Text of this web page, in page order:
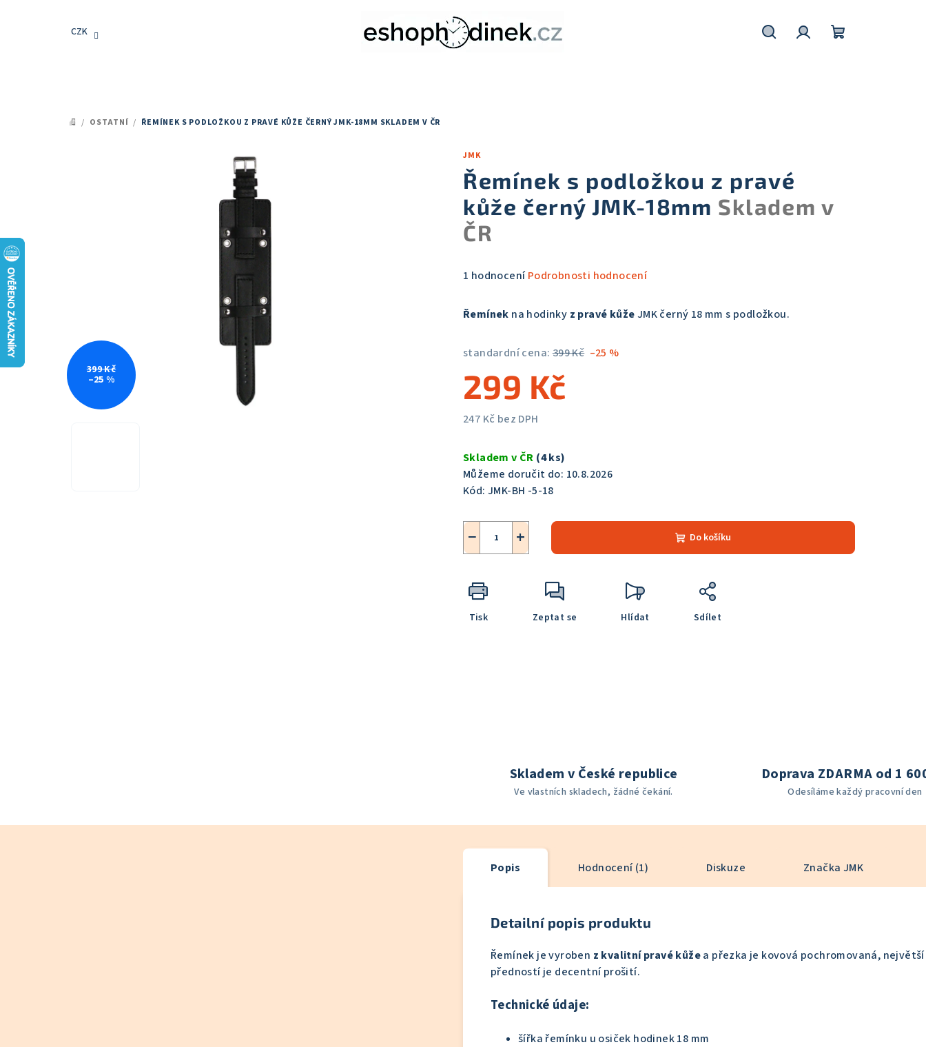
CZK
DOMŮ
/ OSTATNÍ / ŘEMÍNEK S PODLOŽKOU Z PRAVÉ KŮŽE ČERNÝ JMK-18MM SKLADEM V ČR
JMK
Řemínek s podložkou z pravé
kůže černý JMK-18mm Skladem v
ČR
Průměrné
produktu
z
5
hvězdiček.
1 hodnocení Podrobnosti hodnocení
Řemínek na hodinky z pravé kůžeJMK černý 18 mm s podložkou.
standardní cena: 399 Kč –25 %
299 Kč
247 Kč bez DPH
cena:
Skladem v ČR (4 ks)
Můžeme doručit do: 10.8.2026
Kód: JMK-BH -5-18
+
− Do košíku
Tisk Zeptat se Hlídat Sdílet
399 Kč
–25 %
Skladem v České republice
Ve vlastních skladech, žádné čekání.
Doprava ZDARMA od 1
Odesíláme každý pracovní den
Popis Hodnocení (1) Diskuze Značka JMK
Detailní popis produktu
Řemínek je vyroben z kvalitní pravé kůžea přezka je kovová pochromovaná, největší
předností je decentní prošití.
Technické údaje:
šířka řemínku u osiček hodinek 18 mm